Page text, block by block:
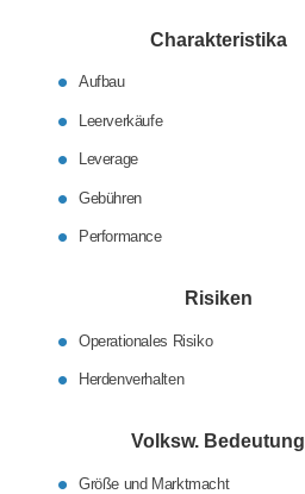
Charakteristika
Aufbau
Leerverkäufe
Leverage
Gebühren
Performance
Risiken
Operationales Risiko
Herdenverhalten
Volksw. Bedeutung
Größe und Marktmacht